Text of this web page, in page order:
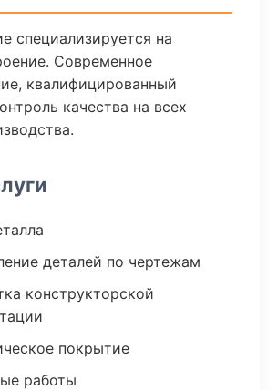
специализируется на
Современное
квалифицированный
качества на всех
деталей по чертежам
конструкторской
покрытие
работы